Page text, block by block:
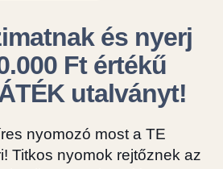
és nyerj
Ft értékű
utalványt!
nyomozó most a TE
Titkos nyomok rejtőznek az